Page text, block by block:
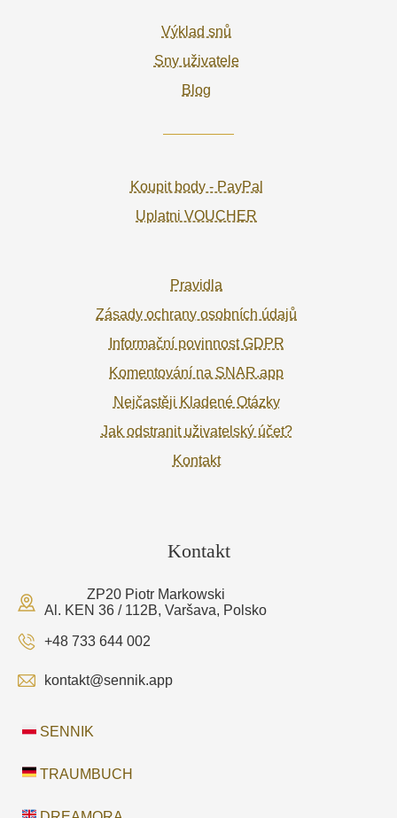
Výklad snů
Sny uživatele
Blog
Koupit body - PayPal
Uplatni VOUCHER
Pravidla
Zásady ochrany osobních údajů
Informační povinnost GDPR
Komentování na SNAR.app
Nejčastěji Kladené Otázky
Jak odstranit uživatelský účet?
Kontakt
Kontakt
ZP20 Piotr Markowski
Al. KEN 36 / 112B, Varšava, Polsko
+48 733 644 002
kontakt@sennik.app
SENNIK
TRAUMBUCH